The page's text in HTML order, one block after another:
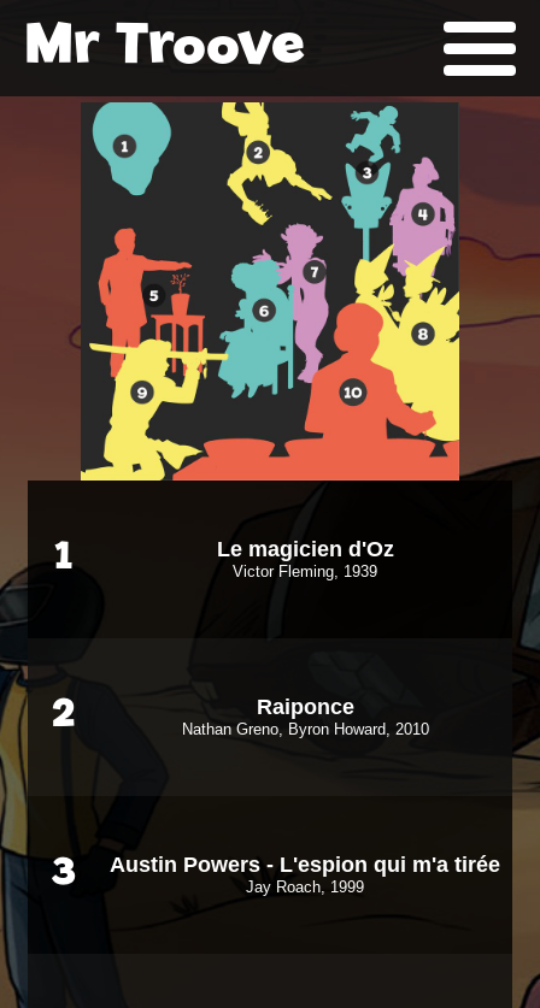
Mr Troove
1 Le magicien d'Oz
Victor Fleming, 1939
2 Raiponce
Nathan Greno, Byron Howard, 2010
3 Austin Powers - L'espion qui m'a tirée
Jay Roach, 1999